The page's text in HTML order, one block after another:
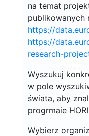
na temat
publikowanych
https://
https://
research-
Wyszukuj
w pole
świata, aby
progrmaie
Wybierz